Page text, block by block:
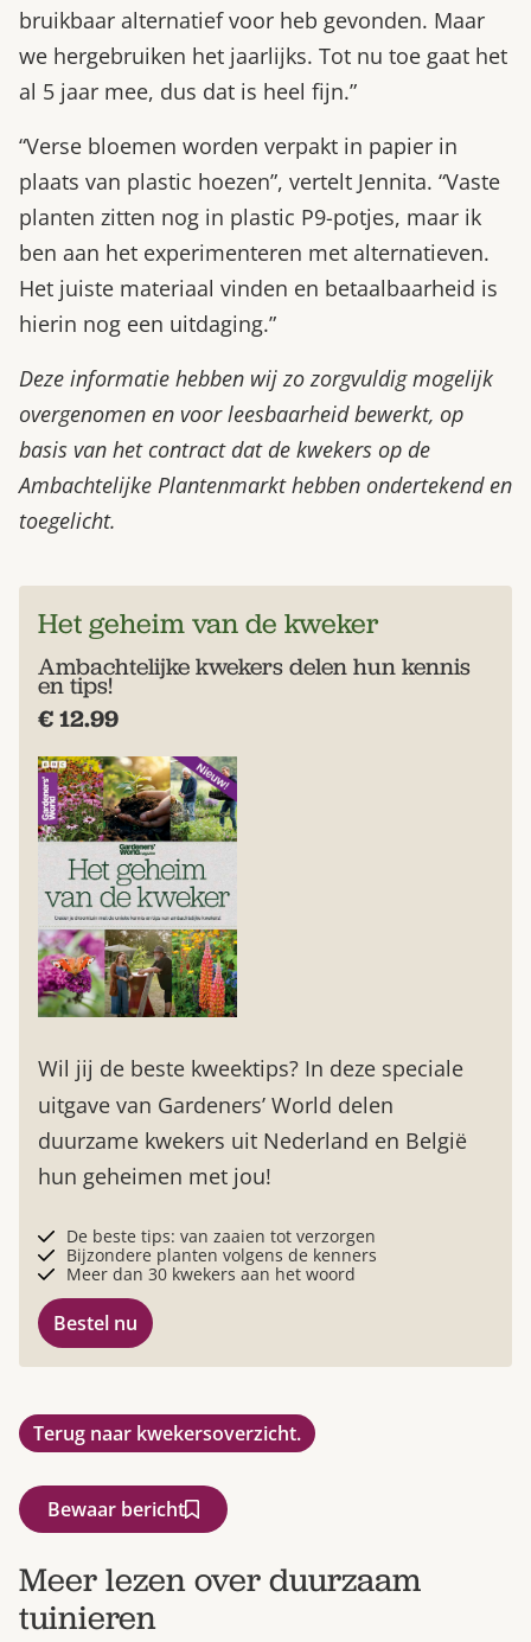
bruikbaar alternatief voor heb gevonden. Maar
we hergebruiken het jaarlijks. Tot nu toe gaat het
al 5 jaar mee, dus dat is heel fijn.”
“Verse bloemen worden verpakt in papier in
plaats van plastic hoezen”, vertelt Jennita. “Vaste
planten zitten nog in plastic P9-potjes, maar ik
ben aan het experimenteren met alternatieven.
Het juiste materiaal vinden en betaalbaarheid is
hierin nog een uitdaging.”
Deze informatie hebben wij zo zorgvuldig mogelijk
overgenomen en voor leesbaarheid bewerkt, op
basis van het contract dat de kwekers op de
Ambachtelijke Plantenmarkt hebben ondertekend en
toegelicht.
Het geheim van de kweker
Ambachtelijke kwekers delen hun kennis
en tips!
€ 12.99
Wil jij de beste kweektips? In deze speciale
uitgave van Gardeners’ World delen
duurzame kwekers uit Nederland en België
hun geheimen met jou!
De beste tips: van zaaien tot verzorgen
Bijzondere planten volgens de kenners
Meer dan 30 kwekers aan het woord
Bestel nu
Terug naar kwekersoverzicht.
Bewaar bericht
Meer lezen over duurzaam
tuinieren